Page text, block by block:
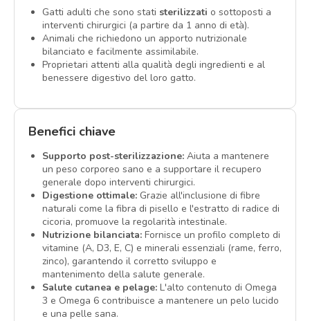
Gatti adulti che sono stati sterilizzati o sottoposti a
interventi chirurgici (a partire da 1 anno di età).
Animali che richiedono un apporto nutrizionale
bilanciato e facilmente assimilabile.
Proprietari attenti alla qualità degli ingredienti e al
benessere digestivo del loro gatto.
Benefici chiave
Supporto post-sterilizzazione: Aiuta a mantenere
un peso corporeo sano e a supportare il recupero
generale dopo interventi chirurgici.
Digestione ottimale: Grazie all'inclusione di fibre
naturali come la fibra di pisello e l'estratto di radice di
cicoria, promuove la regolarità intestinale.
Nutrizione bilanciata: Fornisce un profilo completo di
vitamine (A, D3, E, C) e minerali essenziali (rame, ferro,
zinco), garantendo il corretto sviluppo e
mantenimento della salute generale.
Salute cutanea e pelage: L'alto contenuto di Omega
3 e Omega 6 contribuisce a mantenere un pelo lucido
e una pelle sana.